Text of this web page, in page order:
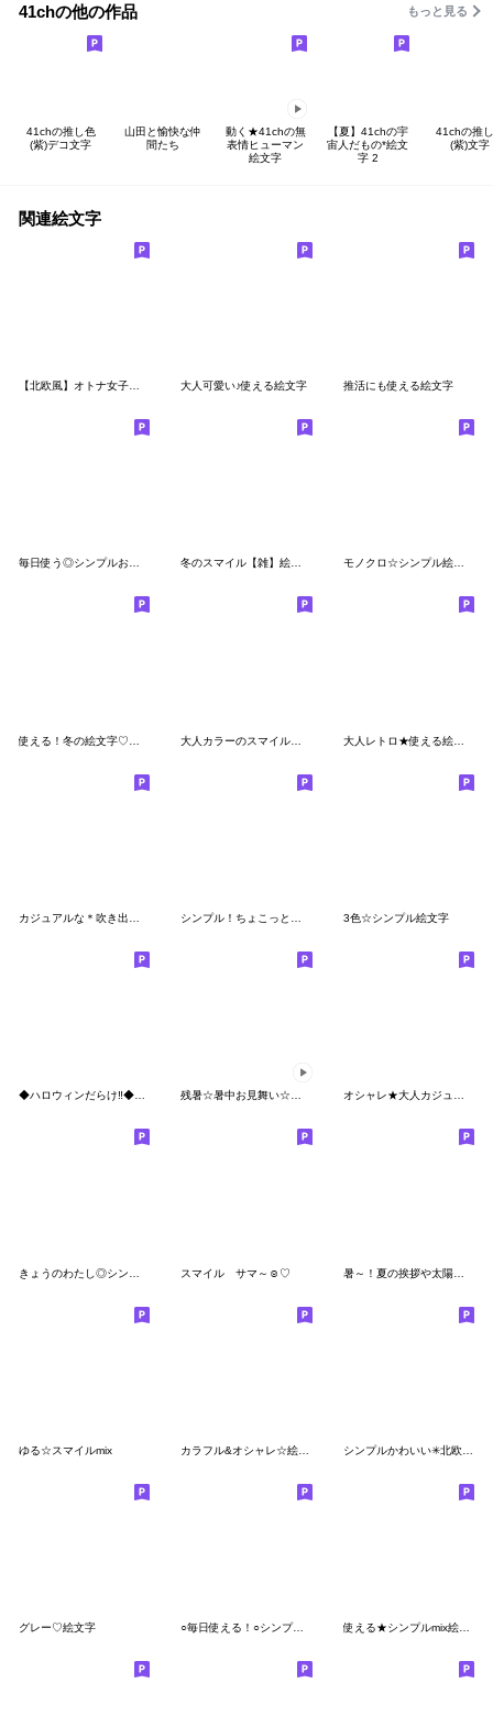
41chの他の作品 もっと見る
41chの推し色
(紫)デコ文字
山田と愉快な仲
間たち
動く★41chの無
表情ヒューマン
絵文字
【夏】41chの宇
宙人だもの*絵文
字 2
41chの推
(紫)文字
関連絵文字
大人可愛い♪使える絵文字 推活にも使える絵文字
毎日使う◎シンプルお豆腐さん絵文字。 冬のスマイル【雑】絵文字 モノクロ☆シンプル絵文字 2
大人レトロ★使える絵文字
3色☆シンプル絵文字
◆ハロウィンだらけ‼️◆絵文字 残暑☆暑中お見舞い☆うごく絵文字 オシャレ★大人カジュアルな絵文字
スマイル サマ～☺♡ 暑～！夏の挨拶や太陽・吹き出しなど
ゆる☆スマイルmix
グレー♡絵文字 ○毎日使える！○シンプル絵文字 使える★シンプルmix絵文字